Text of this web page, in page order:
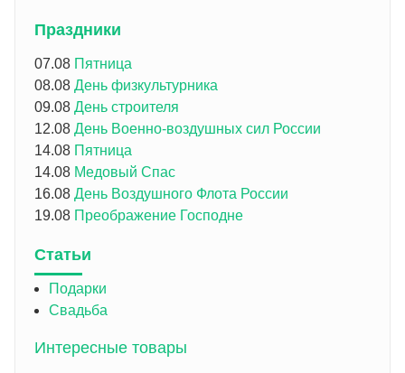
Праздники
07.08 Пятница
08.08 День физкультурника
09.08 День строителя
12.08 День Военно-воздушных сил России
14.08 Пятница
14.08 Медовый Спас
16.08 День Воздушного Флота России
19.08 Преображение Господне
Статьи
Подарки
Свадьба
Интересные товары